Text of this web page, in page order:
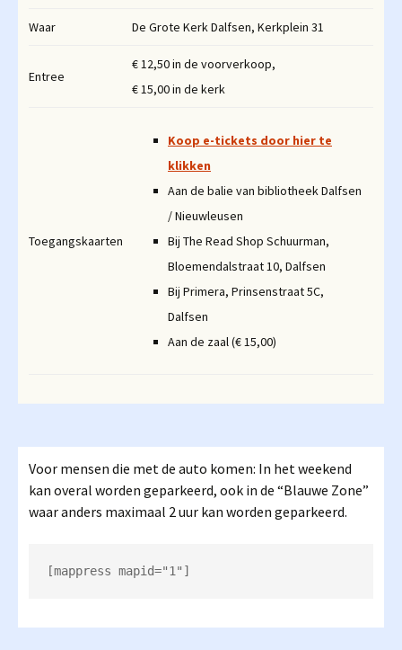
Waar De Grote Kerk Dalfsen, Kerkplein 31
Entree
€ 12,50 in de voorverkoop,
€ 15,00 in de kerk
Toegangskaarten
Koop e-tickets door hier te
klikken
Aan de balie van bibliotheek Dalfsen
/ Nieuwleusen
Bij The Read Shop Schuurman,
Bloemendalstraat 10, Dalfsen
Bij Primera, Prinsenstraat 5C,
Dalfsen
Aan de zaal (€ 15,00)
Voor mensen die met de auto komen: In het weekend
kan overal worden geparkeerd, ook in de “Blauwe Zone”
waar anders maximaal 2 uur kan worden geparkeerd.
[mappress mapid="1"]